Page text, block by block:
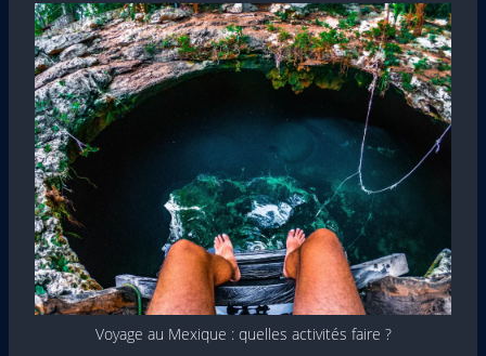
Voyage au Mexique : quelles activités faire ?